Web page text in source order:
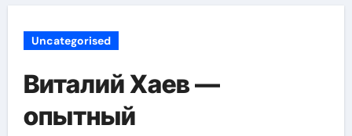
Uncategorised
Виталий Хаев —
опытный